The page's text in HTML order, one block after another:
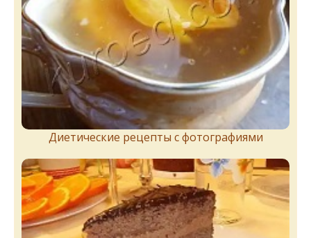
Диетические рецепты с фотографиями